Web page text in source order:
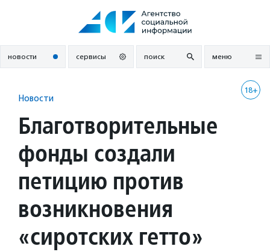
новости сервисы поиск меню
18+
Новости
Благотворительные
фонды создали
петицию против
возникновения
«сиротских гетто»